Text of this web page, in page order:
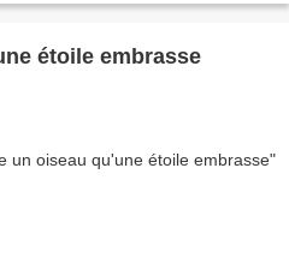
étoile embrasse